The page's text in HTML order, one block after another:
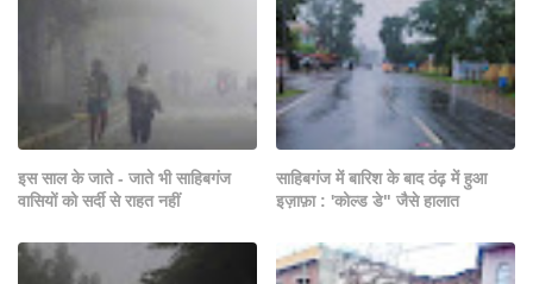
इस साल के जाते - जाते भी साहिबगंज
वासियों को सर्दी से राहत नहीं
साहिबगंज में बारिश के बाद ठंढ़ में हुआ
इज़ाफ़ा : 'कोल्ड डे" जैसे हालात